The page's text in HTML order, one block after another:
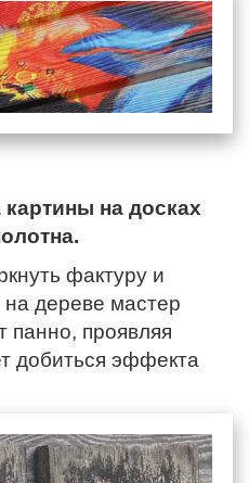
на досках
фактуру и
на дереве мастер
панно, проявляя
добиться эффекта